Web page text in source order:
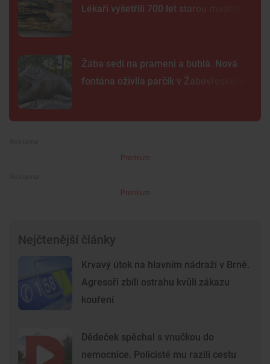
Lékaři vyšetřili 700 let starou madonu
Žába sedí na prameni a bublá. Nová
fontána oživila parčík v Žabovřeskách
Premium
Premium
Nejčtenější články
Krvavý útok na hlavním nádraží v Brně.
Agresoři zbili ostrahu kvůli zákazu
kouření
Dědeček spěchal s vnučkou do
nemocnice. Policisté mu razili cestu